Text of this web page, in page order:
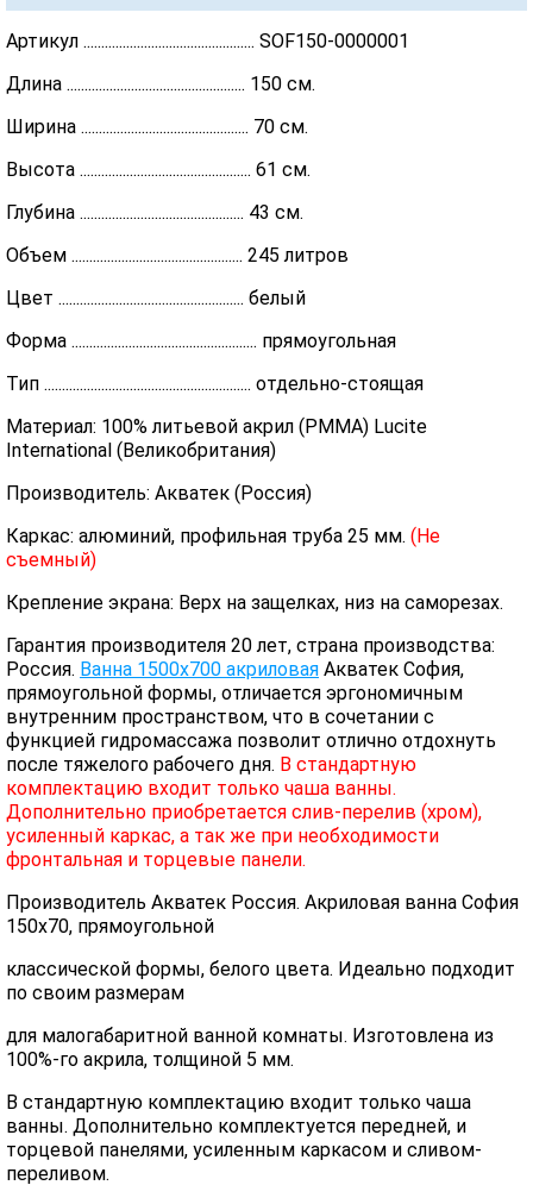
Артикул ................................................ SOF150-0000001
Длина .................................................. 150 см.
Ширина ............................................... 70 см.
Высота ................................................ 61 см.
Глубина .............................................. 43 см.
Объем ................................................ 245 литров
Цвет .................................................... белый
Форма .................................................... прямоугольная
Тип .......................................................... отдельно-стоящая
Материал: 100% литьевой акрил (PMMA) Lucite
International (Великобритания)
Производитель: Акватек (Россия)
Каркас: алюминий, профильная труба 25 мм. (Не
съемный)
Крепление экрана: Верх на защелках, низ на саморезах.
Гарантия производителя 20 лет, страна производства:
Россия. Ванна 1500х700 акриловая Акватек София,
прямоугольной формы, отличается эргономичным
внутренним пространством, что в сочетании с
функцией гидромассажа позволит отлично отдохнуть
после тяжелого рабочего дня. В стандартную
комплектацию входит только чаша ванны.
Дополнительно приобретается слив-перелив (хром),
усиленный каркас, а так же при необходимости
фронтальная и торцевые панели.
Производитель Акватек Россия. Акриловая ванна София
150х70, прямоугольной
классической формы, белого цвета. Идеально подходит
по своим размерам
для малогабаритной ванной комнаты. Изготовлена из
100%-го акрила, толщиной 5 мм.
В стандартную комплектацию входит только чаша
ванны. Дополнительно комплектуется передней, и
торцевой панелями, усиленным каркасом и сливом-
переливом.